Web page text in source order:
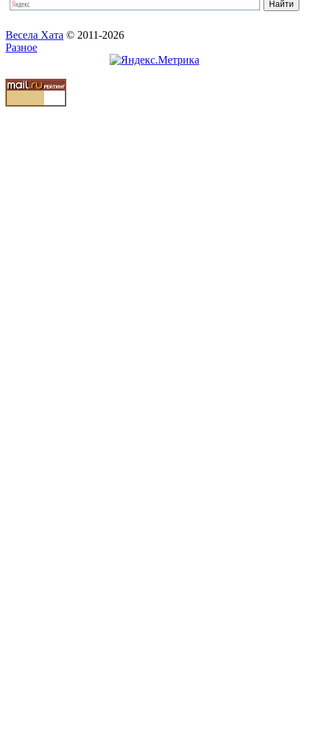
Весела Хата © 2011-2026
Разное